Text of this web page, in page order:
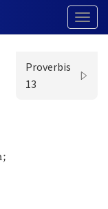
Proverbis
13